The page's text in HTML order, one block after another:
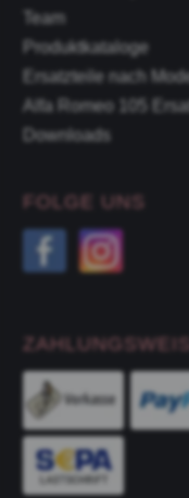
Team
Produktkataloge
Ersatzteile nach
Alfa Romeo 105
Downloads
FOLGE UNS